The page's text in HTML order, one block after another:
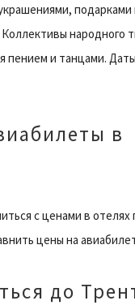
подарками
Коллективы народного
и танцами.
в
с ценами в отелях
цены на
до